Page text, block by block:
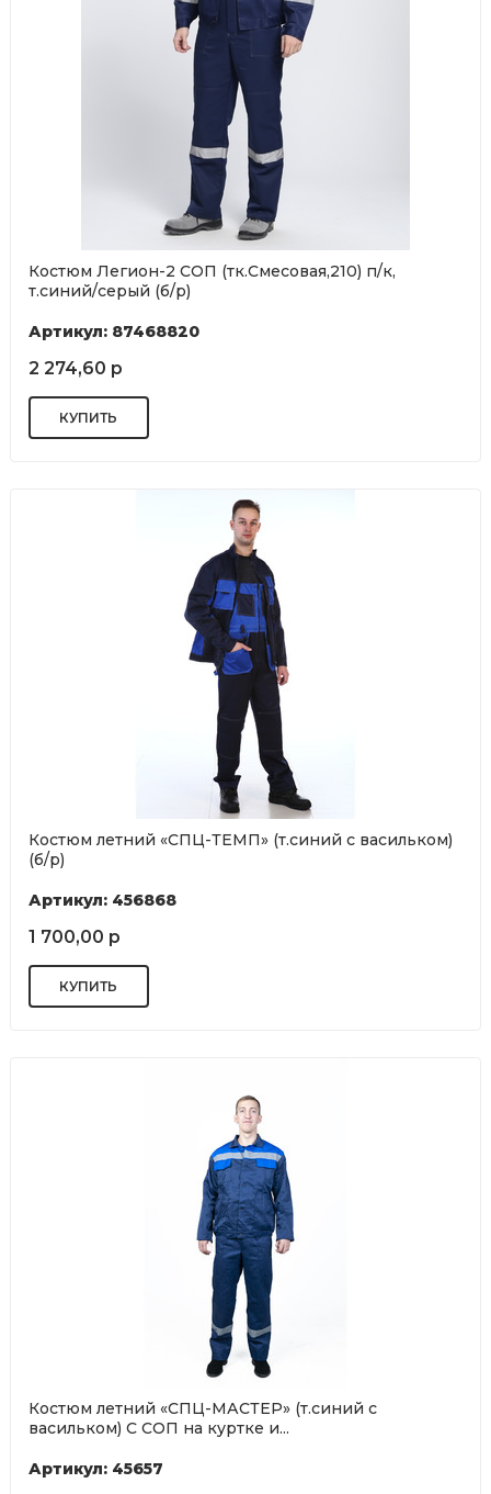
Костюм Легион-2 СОП (тк.Смесовая,210) п/к,
т.синий/серый (б/р)
Артикул: 87468820
2 274,60 р
Костюм летний «СПЦ-ТЕМП» (т.синий с васильком)
(б/р)
Артикул: 456868
1 700,00 р
Костюм летний «СПЦ-МАСТЕР» (т.синий с
васильком) С СОП на куртке и...
Артикул: 45657